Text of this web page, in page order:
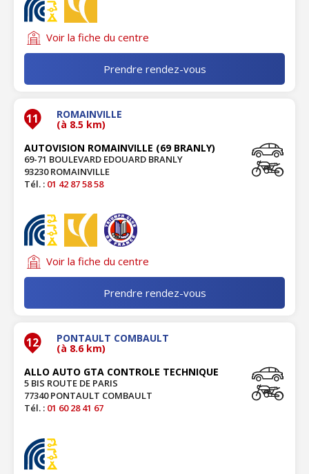
Voir la fiche du centre
Prendre rendez-vous
11 ROMAINVILLE
(à 8.5 km)
AUTOVISION ROMAINVILLE (69 BRANLY)
69-71 BOULEVARD EDOUARD BRANLY
93230 ROMAINVILLE
Tél. : 01 42 87 58 58
Voir la fiche du centre
Prendre rendez-vous
12 PONTAULT COMBAULT
(à 8.6 km)
ALLO AUTO GTA CONTROLE TECHNIQUE
5 BIS ROUTE DE PARIS
77340 PONTAULT COMBAULT
Tél. : 01 60 28 41 67